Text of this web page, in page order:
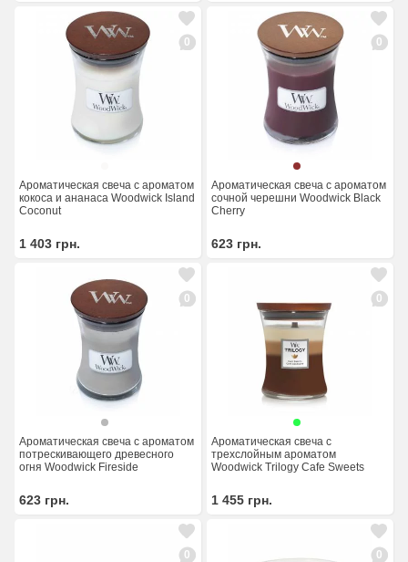
0
Ароматическая свеча с ароматом
кокоса и ананаса Woodwick Island
Coconut
1 403 грн.
0
Ароматическая свеча с ароматом
сочной черешни Woodwick Black
Cherry
623 грн.
0
Ароматическая свеча с ароматом
потрескивающего древесного
огня Woodwick Fireside
623 грн.
0
Ароматическая свеча с
трехслойным ароматом
Woodwick Trilogy Cafe Sweets
1 455 грн.
0 0